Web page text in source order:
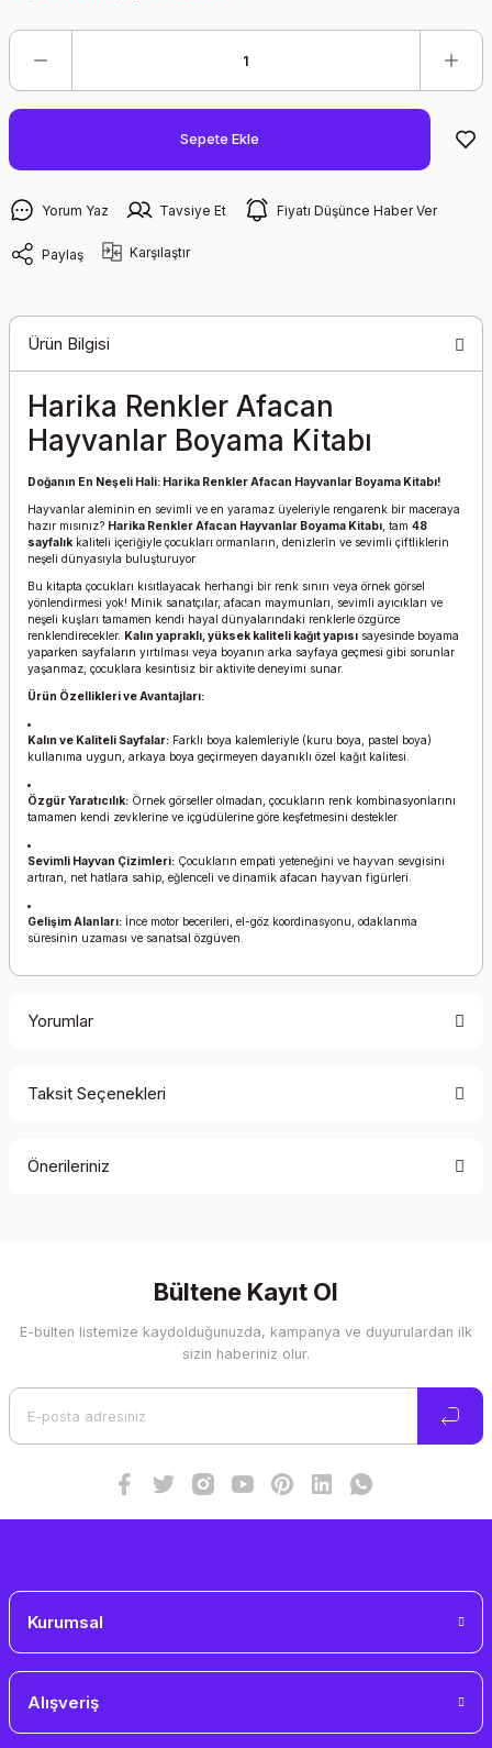
Sepete Ekle
Yorum Yaz Tavsiye Et Fiyatı Düşünce Haber Ver
Paylaş Karşılaştır
Ürün Bilgisi
Harika Renkler Afacan
Hayvanlar Boyama Kitabı
Doğanın En Neşeli Hali: Harika Renkler Afacan Hayvanlar Boyama Kitabı!
Hayvanlar aleminin en sevimli ve en yaramaz üyeleriyle rengarenk bir maceraya
hazır mısınız? Harika Renkler Afacan Hayvanlar Boyama Kitabı , tam 48
sayfalık kaliteli içeriğiyle çocukları ormanların, denizlerin ve sevimli çiftliklerin
neşeli dünyasıyla buluşturuyor.
Bu kitapta çocukları kısıtlayacak herhangi bir renk sınırı veya örnek görsel
yönlendirmesi yok! Minik sanatçılar, afacan maymunları, sevimli ayıcıkları ve
neşeli kuşları tamamen kendi hayal dünyalarındaki renklerle özgürce
renklendirecekler. Kalın yapraklı, yüksek kaliteli kağıt yapısı sayesinde boyama
yaparken sayfaların yırtılması veya boyanın arka sayfaya geçmesi gibi sorunlar
yaşanmaz, çocuklara kesintisiz bir aktivite deneyimi sunar.
Ürün Özellikleri ve Avantajları:
Kalın ve Kaliteli Sayfalar: Farklı boya kalemleriyle (kuru boya, pastel boya)
kullanıma uygun, arkaya boya geçirmeyen dayanıklı özel kağıt kalitesi.
Özgür Yaratıcılık: Örnek görseller olmadan, çocukların renk kombinasyonlarını
tamamen kendi zevklerine ve içgüdülerine göre keşfetmesini destekler.
Sevimli Hayvan Çizimleri: Çocukların empati yeteneğini ve hayvan sevgisini
artıran, net hatlara sahip, eğlenceli ve dinamik afacan hayvan figürleri.
Gelişim Alanları: İnce motor becerileri, el-göz koordinasyonu, odaklanma
süresinin uzaması ve sanatsal özgüven.
Yorumlar
Taksit Seçenekleri
Önerileriniz
Görüş ve önerileriniz için teşekkür ederiz.
Ürün resmi kalitesiz, bozuk veya görüntülenemiyor.
Bültene Kayıt Ol
E-bülten listemize kaydolduğunuzda, kampanya ve duyurulardan ilk
sizin haberiniz olur.
Kurumsal
Alışveriş